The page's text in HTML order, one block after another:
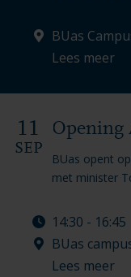
BUas
Lees meer
Opening
11
SEP
BUas opent
met minister
14:30 - 16:45
BUas
Lees meer